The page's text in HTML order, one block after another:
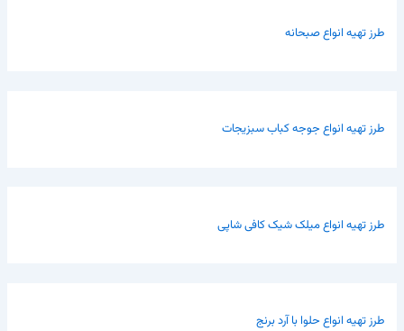
طرز تهیه انواع صبحانه
طرز تهیه انواع جوجه کباب سبزیجات
طرز تهیه انواع میلک شیک کافی شاپی
طرز تهیه انواع حلوا با آرد برنج